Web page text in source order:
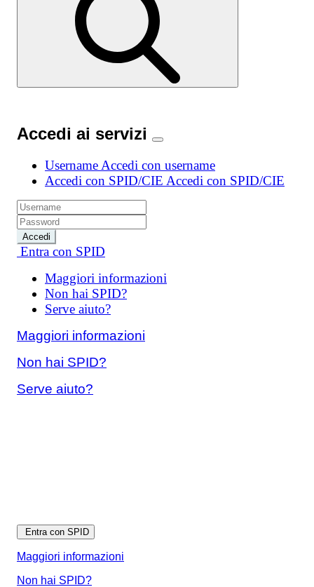
Accedi ai servizi
Username Accedi con username
Accedi con SPID/CIE Accedi con SPID/CIE
Accedi
Entra con SPID
Maggiori informazioni
Non hai SPID?
Serve aiuto?
Maggiori informazioni
Non hai SPID?
Serve aiuto?
Entra con SPID
Maggiori informazioni
Non hai SPID?